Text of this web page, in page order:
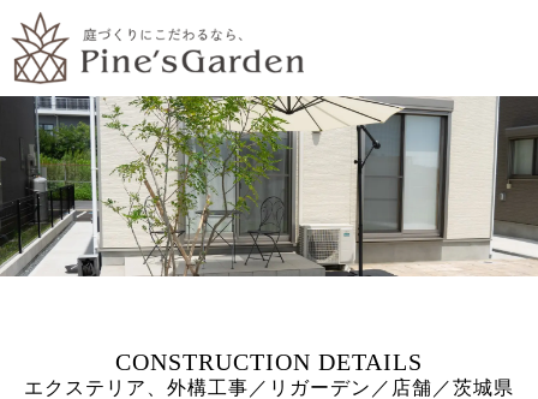
エクステリア、外構工事／リガーデン／店舗／茨城県